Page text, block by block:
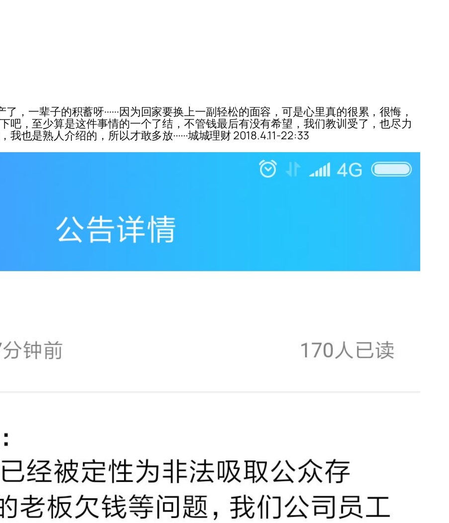
，一辈子的积蓄呀······因为回家要换上一副轻松的面容，可是心里真的很累，很悔，
下吧，至少算是这件事情的一个了结，不管钱最后有没有希望，我们教训受了，也尽力
我也是熟人介绍的，所以才敢多放······城城理财 2018.4.11-22:33